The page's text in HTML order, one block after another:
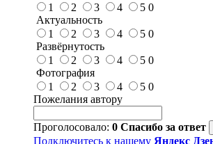
1
2 3 4 5 0
Актуальность
1
2 3 4 5 0
Развёрнутость
1
2 3 4 5 0
Фотография
1
2 3 4 5 0
Пожелания автору
Проголосовало: 0 Спасибо за ответ
Подключитесь к нашему Яндекс